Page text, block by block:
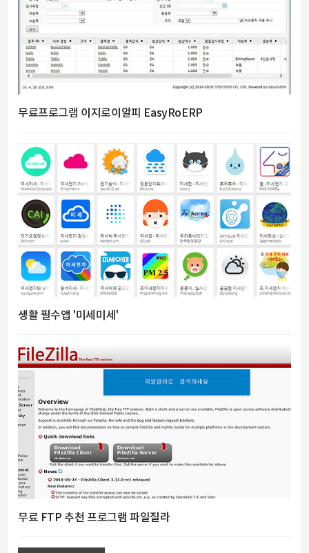
무료프로그램 이지로이알피 EasyRoERP
생활 필수앱 '미세미세'
무료 FTP 추천 프로그램 파일질라